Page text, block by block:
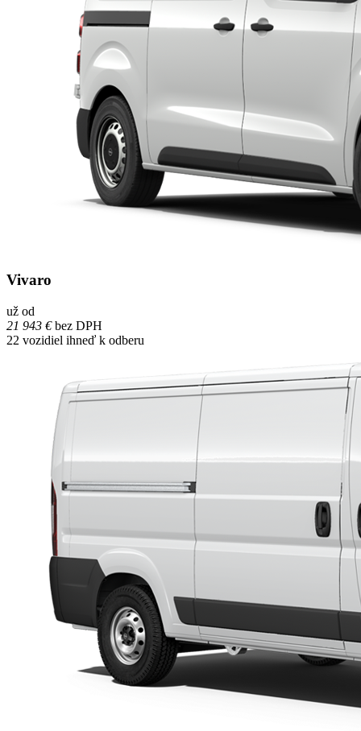
Vivaro
už od
21 943 €bez DPH
22 vozidiel ihneď k odberu